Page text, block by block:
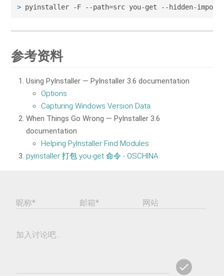
> pyinstaller -F --path=src you-get --hidden-
参考资料
Using PyInstaller — PyInstaller 3.6 documentation
Options
Capturing Windows Version Data
When Things Go Wrong — PyInstaller 3.6
documentation
Helping PyInstaller Find Modules
pyinstaller 打包 you-get 命令 - OSCHINA
昵称* 邮箱* 网站
加入讨论吧...
check